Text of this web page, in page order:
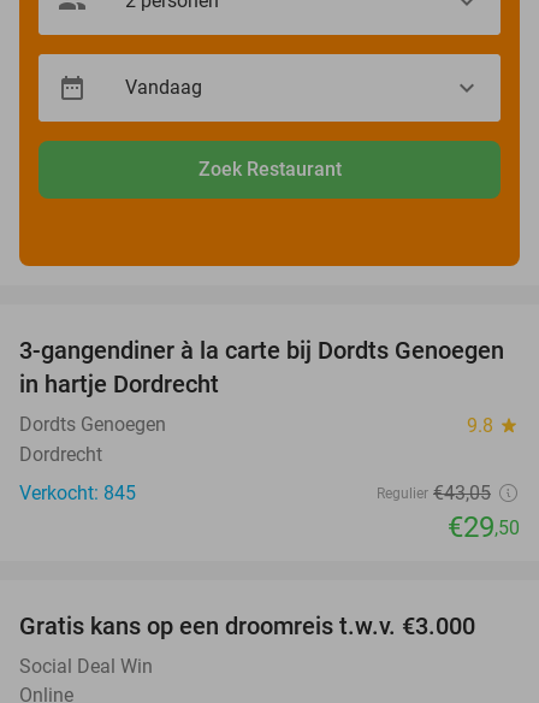
Zoek Restaurant
31%
3-gangendiner à la carte bij Dordts Genoegen
in hartje Dordrecht
Dordts Genoegen 9.8 star
Dordrecht
Verkocht: 845
Regulier €43,05
€29,50
Gratis kans op een droomreis t.w.v. €3.000
Social Deal Win
Online